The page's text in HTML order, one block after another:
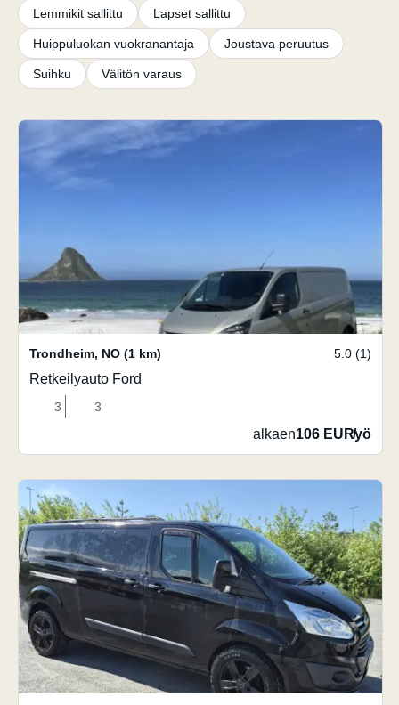
Lemmikit sallittu Lapset sallittu
Huippuluokan vuokranantaja Joustava peruutus
Suihku Välitön varaus
Trondheim, NO (1 km) 5.0 (1)
Retkeilyauto Ford
3 3
alkaen106 EUR/yö